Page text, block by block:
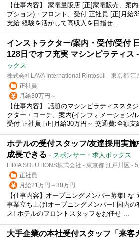
【仕事内容】 家電量販店 [正]家電販売、案
プション)・フロント、受付 正社員 [正]月給
支給 経験を活かして高収入を目指せ...
インストラクター/案内・受付/受付
128日でオフ充実 マシンピラティス -
ックス
株式会社LAVA International Rintosull - 東京都 江
正社員
月給30万円～
【仕事内容】 話題のマシンピラティススタ
クター・コーチ、案内(インフォメーション/
受付 正社員 [正]月給30万円～ 交通費:全額支
ホテルの受付スタッフ/友達採用実
成長できる - スポンサー：求人ボックス
FIDIA SOLUTIONS株式会社 - 東京都 江戸川区 -
正社員
月給21万円～30万円
【仕事内容】オープニングメンバー募集! な
事業立ち上げ!オープニングメンバー! 国内の
ス! ホテルのフロントスタッフをお任せ ...
大手企業の本社受付スタッフ「来客